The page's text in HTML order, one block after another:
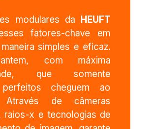
modulares da
HEUFT
fatores-chave em
simples e eficaz.
com máxima
que somente
cheguem ao
Através de câmeras
raios-x e tecnologias de